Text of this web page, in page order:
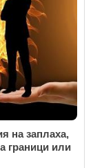
на заплаха,
граници или